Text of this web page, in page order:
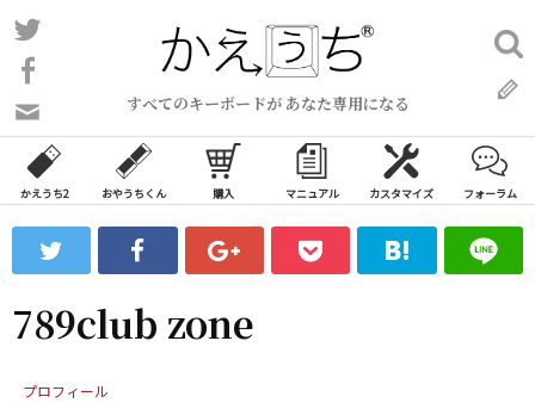
コ
ン
ン
ツ
ス
ッ
プ
すべてのキーボードが あなた専用になる
い
合
わ
フ
ォ
ム
検
索:
かえうち2 おやうちくん 購入 マニュアル カスタマイズ フォーラム
789club zone
プロフィール